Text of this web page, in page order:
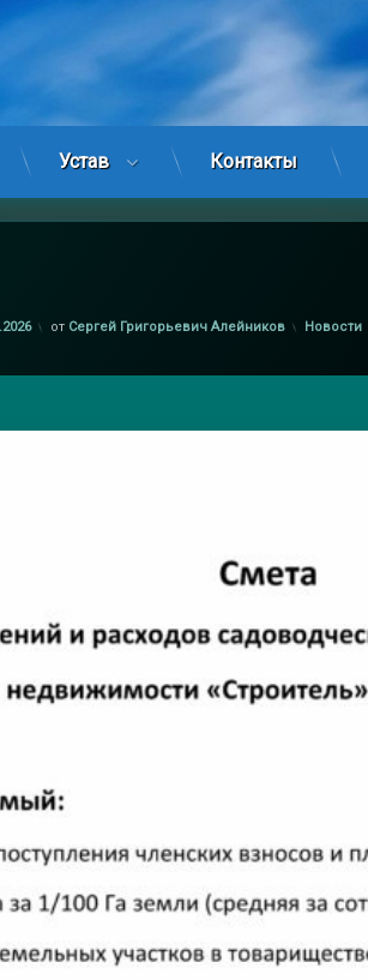
Устав Контакты
от Сергей Григорьевич Алейников Рубрики:
Новости